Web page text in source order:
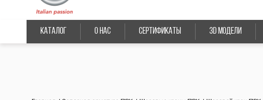
КАТАЛОГ О НАС СЕРТИФИКАТЫ 3D МОДЕЛИ